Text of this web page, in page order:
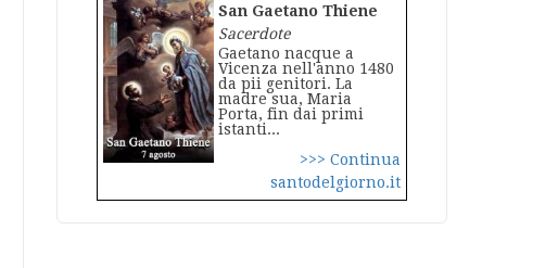
San Gaetano Thiene
Sacerdote
Gaetano nacque a
Vicenza nell'anno 1480
da pii genitori. La
madre sua, Maria
Porta, fin dai primi
istanti...
>>> Continua
santodelgiorno.it